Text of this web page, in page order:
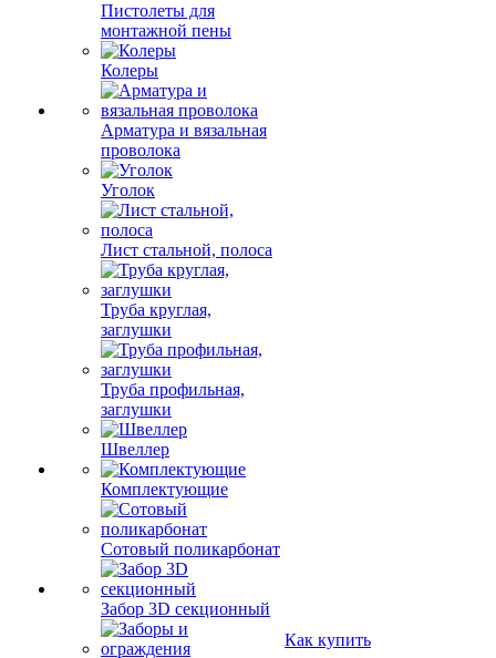
Пистолеты для
монтажной пены
Колеры
Арматура и вязальная
проволока
Уголок
Лист стальной, полоса
Труба круглая,
заглушки
Труба профильная,
заглушки
Швеллер
Комплектующие
Сотовый поликарбонат
Забор 3D секционный
Как купить